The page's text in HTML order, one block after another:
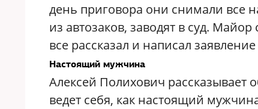
день приговора они снимали все
из автозаков, заводят в суд.
все рассказал и написал
Настоящий мужчина
Алексей Полихович рассказывает
ведет себя, как настоящий